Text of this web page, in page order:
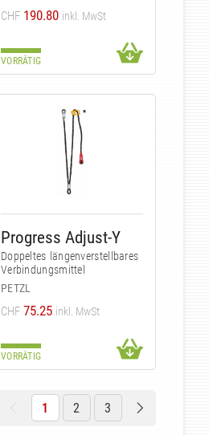
CHF 190.80 inkl. MwSt
VORRÄTIG
Progress Adjust-Y
Doppeltes längenverstellbares
Verbindungsmittel
PETZL
CHF 75.25 inkl. MwSt
VORRÄTIG
1 2 3